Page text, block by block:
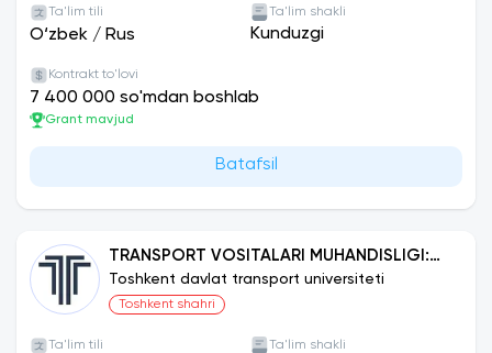
Ta'lim tili
O‘zbek / Rus
Ta'lim shakli
Kunduzgi
Kontrakt to'lovi
7 400 000 so'mdan boshlab
Grant mavjud
Batafsil
TRANSPORT VOSITALARI MUHANDISLIGI:
KO‘TARISH-TASHISH, YO‘L VA QURILISH
MASHINALARI
Toshkent davlat transport universiteti
Toshkent shahri
Ta'lim tili Ta'lim shakli